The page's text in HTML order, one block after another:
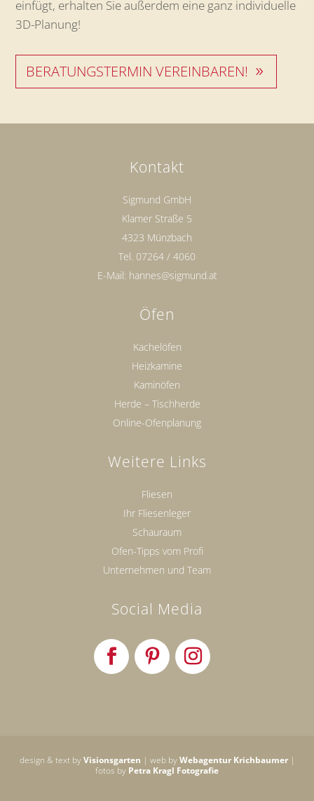
einfügt, erhalten Sie außerdem eine ganz individuelle
3D-Planung!
BERATUNGSTERMIN VEREINBAREN!
Kontakt
Sigmund GmbH
Klamer Straße 5
4323 Münzbach
Tel. 07264 / 4060
E-Mail: hannes@sigmund.at
Öfen
Kachelöfen
Heizkamine
Kaminöfen
Herde – Tischherde
Online-Ofenplanung
Weitere Links
Fliesen
Ihr Fliesenleger
Schauraum
Ofen-Tipps vom Profi
Unternehmen und Team
Social Media
design & text byVisionsgarten | web byWebagentur Krichbaumer|
fotos by Petra Kragl Fotografie